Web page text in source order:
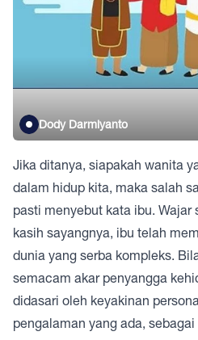
Dody Darmiyanto
Jika ditanya, siapakah wanita
dalam hidup kita, maka salah
pasti menyebut kata ibu. Wajar
kasih sayangnya, ibu telah
dunia yang serba kompleks.
semacam akar penyangga
didasari oleh keyakinan
pengalaman yang ada,